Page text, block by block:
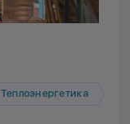
Теплоэнергетика